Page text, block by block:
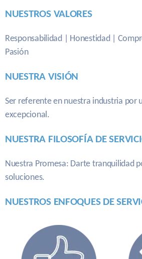
NUESTROS VALORES
Responsabilidad | Honestidad |
Pasión
NUESTRA VISIÓN
Ser referente en nuestra industria por
excepcional.
NUESTRA FILOSOFÍA DE
Nuestra Promesa: Darte tranquilidad
soluciones.
NUESTROS ENFOQUES DE